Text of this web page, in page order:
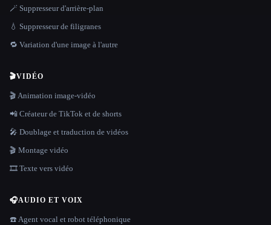
🪄 Suppresseur d'arrière-plan
💧 Suppresseur de filigranes
🔁 Variation d'une image à l'autre
🎬VIDÉO
🎬 Animation image-vidéo
📲 Créateur de TikTok et de shorts
🎤 Doublage et traduction de vidéos
🎬 Montage vidéo
🎞️ Texte vers vidéo
🎧AUDIO ET VOIX
☎️ Agent vocal et robot téléphonique